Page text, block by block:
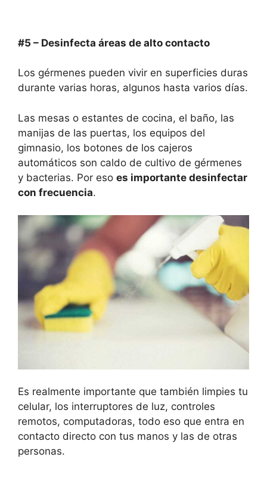
#5 – Desinfecta áreas de alto contacto
Los gérmenes pueden vivir en superficies duras
durante varias horas, algunos hasta varios días.
Las mesas o estantes de cocina, el baño, las
manijas de las puertas, los equipos del
gimnasio, los botones de los cajeros
automáticos son caldo de cultivo de gérmenes
y bacterias. Por eso es importante desinfectar
con frecuencia.
Es realmente importante que también limpies tu
celular, los interruptores de luz, controles
remotos, computadoras, todo eso que entra en
contacto directo con tus manos y las de otras
personas.